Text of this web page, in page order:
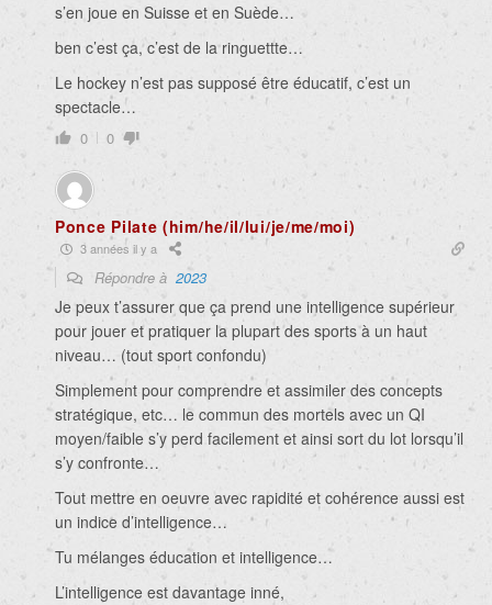
s’en joue en Suisse et en Suède…
ben c’est ça, c’est de la ringuettte…
Le hockey n’est pas supposé être éducatif, c’est un
spectacle…
0 0
Ponce Pilate (him/he/il/lui/je/me/moi)
3 années il y a
Répondre à 2023
Je peux t’assurer que ça prend une intelligence supérieur
pour jouer et pratiquer la plupart des sports à un haut
niveau… (tout sport confondu)
Simplement pour comprendre et assimiler des concepts
stratégique, etc… le commun des mortels avec un QI
moyen/faible s’y perd facilement et ainsi sort du lot lorsqu’il
s’y confronte…
Tout mettre en oeuvre avec rapidité et cohérence aussi est
un indice d’intelligence…
Tu mélanges éducation et intelligence…
L’intelligence est davantage inné,